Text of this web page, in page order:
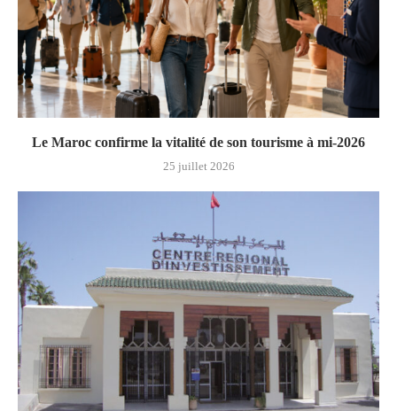
Le Maroc confirme la vitalité de son tourisme à mi-2026
25 juillet 2026